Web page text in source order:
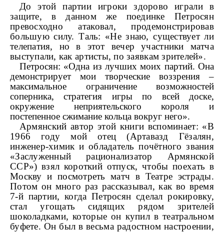
До этой партии игроки здорово играли в
защите, в данном же поединке Петросян
превосходно атаковал, продемонстрировав
большую силу. Таль: «Не знаю, существует ли
телепатия, но в этот вечер участники матча
выступали, как артисты, по заявкам зрителей».
Петросян: «Одна из лучших моих партий. Она
демонстрирует мои творческие воззрения –
максимальное ограничение возможностей
соперника, стратегия игры по всей доске,
окружение неприятельского короля и
постепенное сжимание кольца вокруг него».
Армянский автор этой книги вспоминает: «В
1966 году мой отец (Артавазд Гёзалян,
инженер-химик и обладатель почётного звания
«Заслуженный рационализатор Армянской
ССР») взял короткий отпуск, чтобы поехать в
Москву и посмотреть матч в Театре эстрады.
Потом он много раз рассказывал, как во время
7-й партии, когда Петросян сделал рокировку,
стал угощать сидящих рядом зрителей
шоколадками, которые он купил в театральном
буфете. Он был в весьма радостном настроении,